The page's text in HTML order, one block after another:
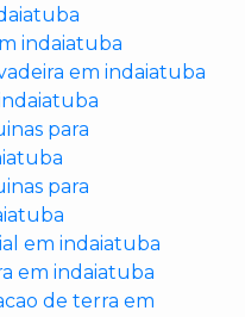
indaiatuba
em indaiatuba
para
para
em indaiatuba
em indaiatuba
de terra em